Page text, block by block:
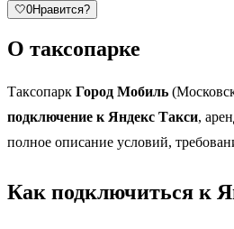
🤍0Нравится?
О таксопарке
Таксопарк Город Мобиль
подключение к Яндекс Такси,
полное описание условий,
Как подключиться к